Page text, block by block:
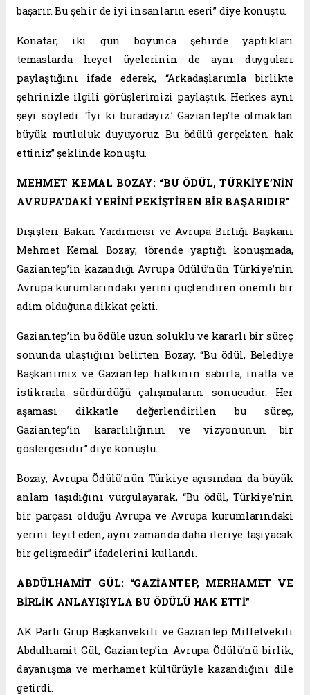
başarır. Bu şehir de iyi insanların eseri” diye konuştu.
Konatar, iki gün boyunca şehirde yaptıkları
temaslarda heyet üyelerinin de aynı duyguları
paylaştığını ifade ederek, “Arkadaşlarımla birlikte
şehrinizle ilgili görüşlerimizi paylaştık. Herkes aynı
şeyi söyledi: ‘İyi ki buradayız.’ Gaziantep’te olmaktan
büyük mutluluk duyuyoruz. Bu ödülü gerçekten hak
ettiniz” şeklinde konuştu.
MEHMET KEMAL BOZAY: “BU ÖDÜL, TÜRKİYE’NİN
AVRUPA’DAKİ YERİNİ PEKİŞTİREN BİR BAŞARIDIR”
Dışişleri Bakan Yardımcısı ve Avrupa Birliği Başkanı
Mehmet Kemal Bozay, törende yaptığı konuşmada,
Gaziantep’in kazandığı Avrupa Ödülü’nün Türkiye’nin
Avrupa kurumlarındaki yerini güçlendiren önemli bir
adım olduğuna dikkat çekti.
Gaziantep’in bu ödüle uzun soluklu ve kararlı bir süreç
sonunda ulaştığını belirten Bozay, “Bu ödül, Belediye
Başkanımız ve Gaziantep halkının sabırla, inatla ve
istikrarla sürdürdüğü çalışmaların sonucudur. Her
aşaması dikkatle değerlendirilen bu süreç,
Gaziantep’in kararlılığının ve vizyonunun bir
göstergesidir” diye konuştu.
Bozay, Avrupa Ödülü’nün Türkiye açısından da büyük
anlam taşıdığını vurgulayarak, “Bu ödül, Türkiye’nin
bir parçası olduğu Avrupa ve Avrupa kurumlarındaki
yerini teyit eden, aynı zamanda daha ileriye taşıyacak
bir gelişmedir” ifadelerini kullandı.
ABDÜLHAMİT GÜL: “GAZİANTEP, MERHAMET VE
BİRLİK ANLAYIŞIYLA BU ÖDÜLÜ HAK ETTİ”
AK Parti Grup Başkanvekili ve Gaziantep Milletvekili
Abdulhamit Gül, Gaziantep’in Avrupa Ödülü’nü birlik,
dayanışma ve merhamet kültürüyle kazandığını dile
getirdi.